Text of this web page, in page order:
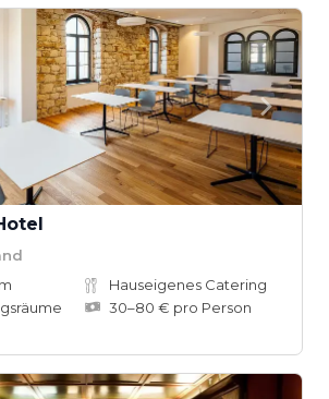
Hauseigenes Catering
30–80 € pro Person